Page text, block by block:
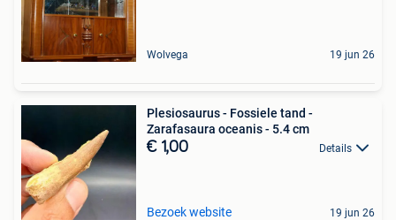
Wolvega 19 jun 26
Plesiosaurus - Fossiele tand -
Zarafasaura oceanis - 5.4 cm
€ 1,00 Details
Bezoek website 19 jun 26